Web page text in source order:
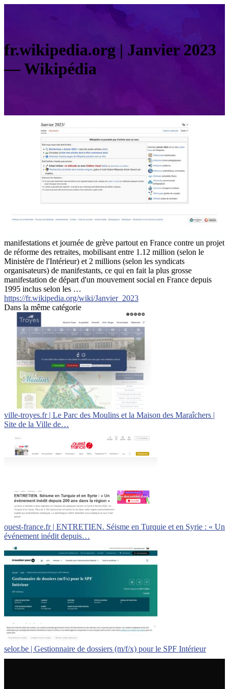
fr.wikipedia.org | Janvier 2023
— Wikipédia
manifestations et journée de grève partout en France contre un projet
de réforme des retraites, mobilisant entre 1.12 million (selon le
Ministère de l'Intérieur) et 2 millions (selon les syndicats
organisateurs) de manifestants, ce qui en fait la plus grosse
manifestation de départ d'un mouvement social en France depuis
1995 inclus selon les …
https://fr.wikipedia.org/wiki/Janvier_2023
Dans la même catégorie
ville-troyes.fr | Le Parc des Moulins et la Maison des Maraîchers |
Site de la Ville de…
ouest-france.fr | ENTRETIEN. Séisme en Turquie et en Syrie : « Un
événement inédit depuis…
selor.be | Gestionnaire de dossiers (m/f/x) pour le SPF Intérieur